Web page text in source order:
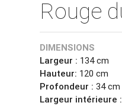
Rouge
DIMENSIONS
Largeur : 134 cm
Hauteur: 120 cm
Profondeur : 34 cm
Largeur intérieure